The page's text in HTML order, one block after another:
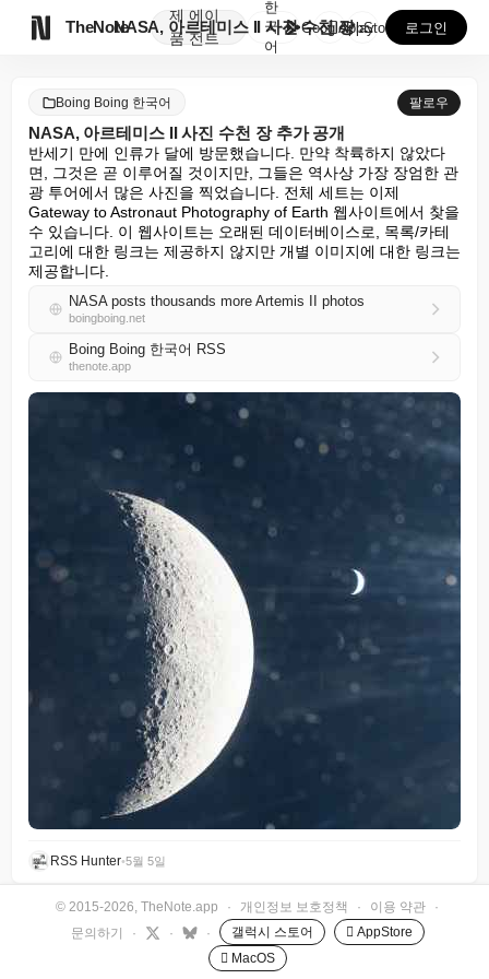
TheNote
제
품
에이
전트
NASA, 아르테미스 II 사진 수천 장 추가 공개
한
국
어
GooglePlay
AppStore 로그인
Boing Boing 한국어 팔로우
NASA, 아르테미스 II 사진 수천 장 추가 공개
반세기 만에 인류가 달에 방문했습니다. 만약 착륙하지 않았다
면, 그것은 곧 이루어질 것이지만, 그들은 역사상 가장 장엄한 관
광 투어에서 많은 사진을 찍었습니다. 전체 세트는 이제
Gateway to Astronaut Photography of Earth 웹사이트에서 찾을
수 있습니다. 이 웹사이트는 오래된 데이터베이스로, 목록/카테
고리에 대한 링크는 제공하지 않지만 개별 이미지에 대한 링크는
제공합니다.
NASA posts thousands more Artemis II photos
boingboing.net
Boing Boing 한국어 RSS
thenote.app
RSS Hunter•5월 5일
© 2015-2026, TheNote.app · 개인정보 보호정책 · 이용 약관
·
문의하기
· · · 갤럭시 스토어
 AppStore
 MacOS